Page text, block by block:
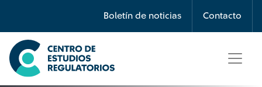
Boletín de noticias Contacto
Búsqueda
Seleccione país